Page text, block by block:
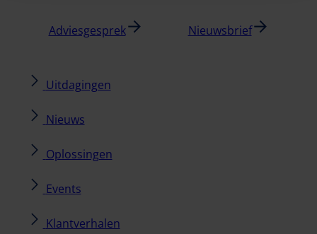
Adviesgesprek Nieuwsbrief
Uitdagingen
Nieuws
Oplossingen
Events
Klantverhalen